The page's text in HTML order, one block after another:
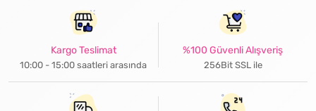
Kargo Teslimat
10:00 - 15:00 saatleri arasında
%100 Güvenli Alışveriş
256Bit SSL ile